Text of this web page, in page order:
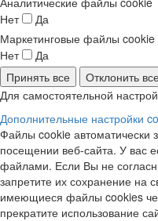
Нет
Да
Маркетинговые файлы cookie
Нет
Да
Принять все
Отклонить все
Для самостоятельной
Дополнительные настройки
Файлы cookie автоматически
посещении веб-сайта. У вас
файлами. Если Вы не
запретите их сохранение на
имеющиеся файлы cookies
прекратите использование